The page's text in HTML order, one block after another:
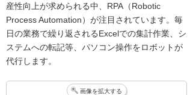
産性向上が求められる中、RPA（Robotic
Process Automation）が注目されています。毎
日の業務で繰り返されるExcelでの集計作業、シ
ステムへの転記等、パソコン操作をロボットが
代行します。
画像を拡大する